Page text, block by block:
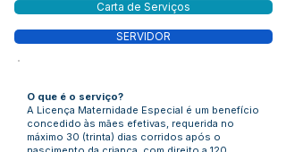
Carta de Serviços
SERVIDOR
O que é o serviço?
A Licença Maternidade Especial é um benefício
concedido às mães efetivas, requerida no
máximo 30 (trinta) dias corridos após o